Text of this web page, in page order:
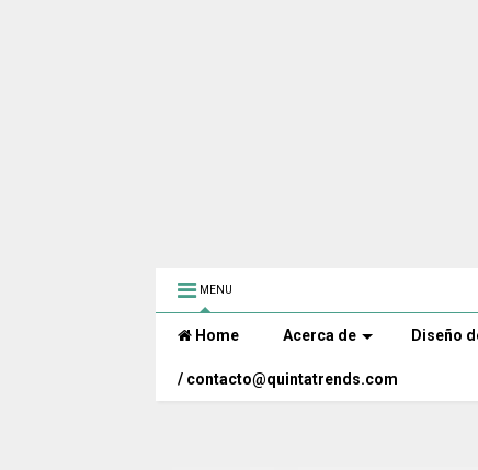
MENU
Home Acerca de Diseño
/ contacto@quintatrends.com